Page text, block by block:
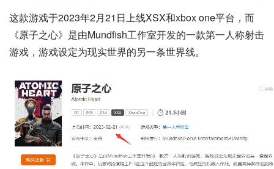
这款游戏于2023年2月21日上线XSX和xbox one平台，而
《原子之心》是由Mundfish工作室开发的一款第一人称射击
游戏，游戏设定为现实世界的另一条世界线。